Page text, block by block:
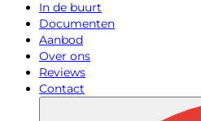
In de buurt
Documenten
Aanbod
Over ons
Reviews
Contact